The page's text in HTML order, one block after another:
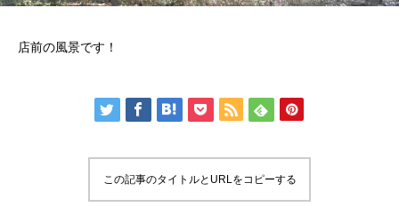
店前の風景です！
この記事のタイトルとURLをコピーする